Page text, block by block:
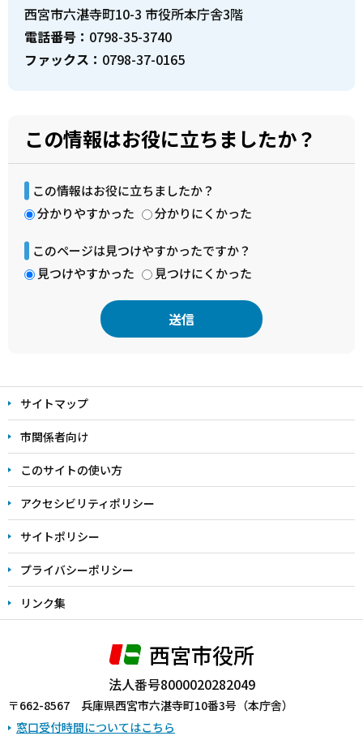
西宮市六湛寺町10-3 市役所本庁舎3階
電話番号： 0798-35-3740
ファックス： 0798-37-0165
この情報はお役に立ちましたか？
この情報はお役に立ちましたか？
分かりやすかった
分かりにくかった
このページは見つけやすかったですか？
見つけやすかった
見つけにくかった
文
こ
こ
ま
で
サイトマップ
市関係者向け
このサイトの使い方
アクセシビリティポリシー
サイトポリシー
プライバシーポリシー
リンク集
西宮市役所
法人番号8000020282049
〒662-8567 兵庫県西宮市六湛寺町10番3号（本庁舎）
窓口受付時間についてはこちら